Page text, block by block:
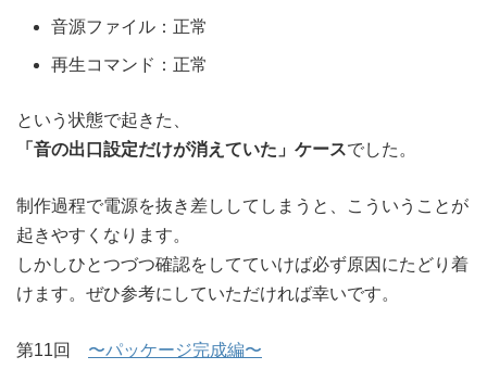
音源ファイル：正常
再生コマンド：正常
という状態で起きた、
「音の出口設定だけが消えていた」ケースでした。
制作過程で電源を抜き差ししてしまうと、こういうことが
起きやすくなります。
しかしひとつづつ確認をしてていけば必ず原因にたどり着
けます。ぜひ参考にしていただければ幸いです。
第11回 〜パッケージ完成編〜